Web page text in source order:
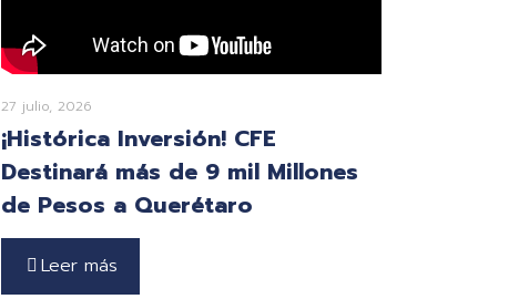
27 julio, 2026
¡Histórica Inversión! CFE
Destinará más de 9 mil Millones
de Pesos a Querétaro
Leer más